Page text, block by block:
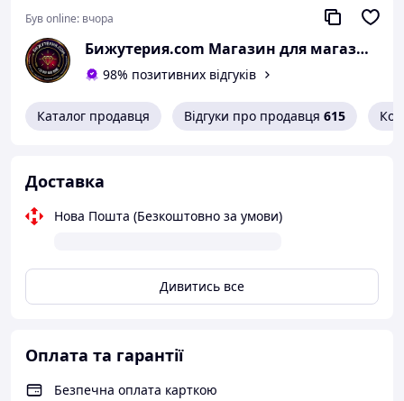
Був online: вчора
Бижутерия.com Магазин для магазинов
98% позитивних відгуків
Каталог продавця Відгуки про продавця 615
Доставка
Нова Пошта (Безкоштовно за умови)
Дивитись все
Оплата та гарантії
Безпечна оплата карткою